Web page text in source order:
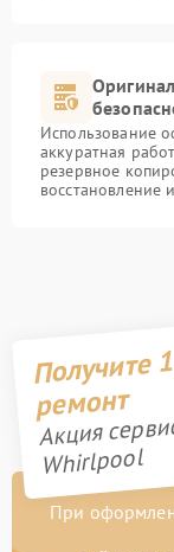
Использование
аккуратная
резервное
Получите
ремонт
Акция
Whirlpool
При